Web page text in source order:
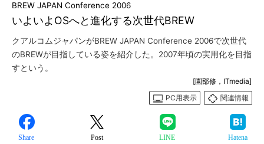
いよいよOSへと進化する次世代BREW
BREW JAPAN Conference 2006
クアルコムジャパンがBREW JAPAN Conference 2006で次世代
のBREWが目指している姿を紹介した。2007年頃の実用化を目指
すという。
[園部修，ITmedia]
PC用表示
関連情報
Share Post LINE Hatena